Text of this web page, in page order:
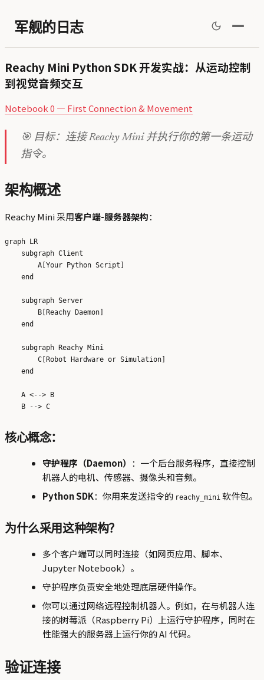
军舰的日志
Reachy Mini Python SDK 开发实战：从运动控制
到视觉音频交互
Notebook 0 — First Connection & Movement
🎯 目标：连接 Reachy Mini 并执行你的第一条运动
指令。
架构概述
Reachy Mini 采用客户端-服务器架构：
graph LR
    subgraph Client
        A[Your Python Script]
    end
    subgraph Server
        B[Reachy Daemon]
    end
    subgraph Reachy Mini
        C[Robot Hardware or Simulation]
    end
    A <--> B
核心概念：
守护程序（Daemon）
：一个后台服务程序，直接控制
机器人的电机、传感器、摄像头和音频。
Python SDK：你用来发送指令的 reachy_mini 软件包。
为什么采用这种架构？
多个客户端可以同时连接（如网页应用、脚本、
Jupyter Notebook）。
守护程序负责安全地处理底层硬件操作。
你可以通过网络远程控制机器人。例如，在与机器人连
接的树莓派（Raspberry Pi）上运行守护程序，同时在
性能强大的服务器上运行你的 AI 代码。
验证连接